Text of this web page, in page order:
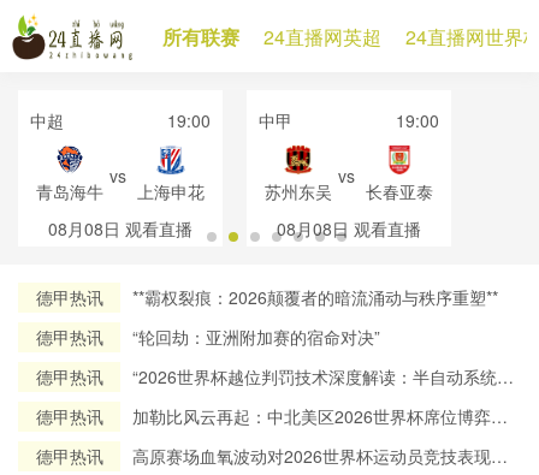
所有联赛 24直播网英超 24直播网世界
中超 19:00
青岛海牛
vs
上海申花
08月08日 观看直播
中甲 19:00
苏州东吴
vs
长春亚泰
08月08日 观看直播
德甲热讯
**霸权裂痕：2026颠覆者的暗流涌动与秩序重塑**
德甲热讯
“轮回劫：亚洲附加赛的宿命对决”
德甲热讯
“2026世界杯越位判罚技术深度解读：半自动系统帧
德甲热讯
加勒比风云再起：中北美区2026世界杯席位博弈与
德甲热讯
高原赛场血氧波动对2026世界杯运动员竞技表现的